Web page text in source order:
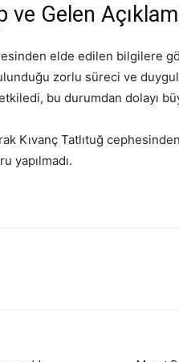
ve Gelen
elde edilen bilgilere
zorlu süreci ve
bu durumdan dolayı
Kıvanç Tatlıtuğ
yapılmadı.